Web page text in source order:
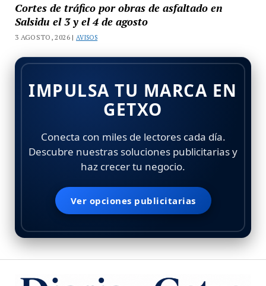
Cortes de tráfico por obras de asfaltado en
Salsidu el 3 y el 4 de agosto
3 AGOSTO, 2026 |AVISOS
IMPULSA TU MARCA EN
GETXO
Conecta con miles de lectores cada día.
Descubre nuestras soluciones publicitarias y
haz crecer tu negocio.
Ver opciones publicitarias